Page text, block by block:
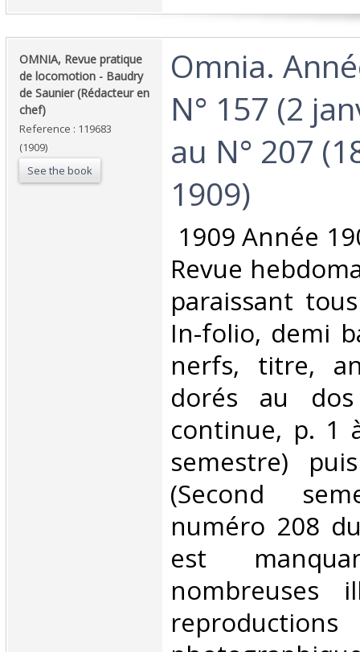
‎OMNIA, Revue pratique
de locomotion - Baudry
de Saunier (Rédacteur en
chef)‎
Reference : 119683
(1909)
See the book
‎Omnia.
N° 157 (2
au N° 207
1909)‎
1909 Année
Revue
paraissant
In-folio, demi
nerfs, titre,
dorés au
continue, p. 1
semestre)
(Second
numéro 208
est
nombreuses
reproductions